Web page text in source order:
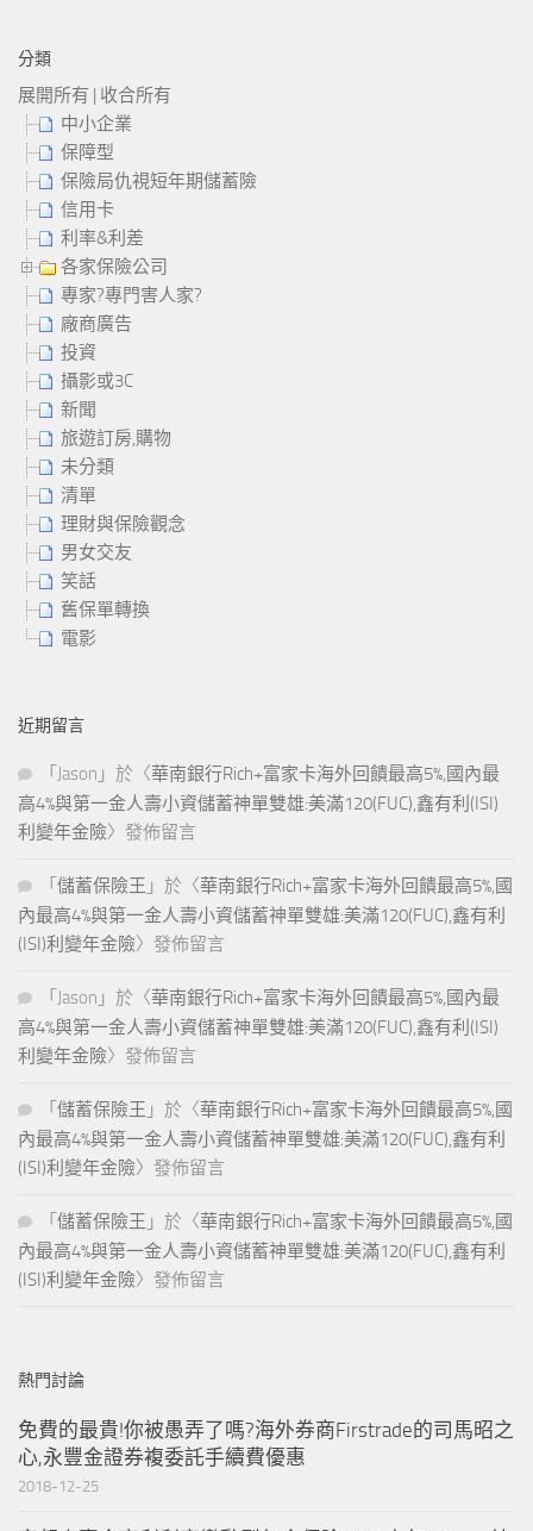
分類
展開所有 | 收合所有
中小企業
保障型
保險局仇視短年期儲蓄險
信用卡
利率&利差
各家保險公司
專家?專門害人家?
廠商廣告
投資
攝影或3C
新聞
旅遊訂房,購物
未分類
清單
理財與保險觀念
男女交友
笑話
舊保單轉換
電影
近期留言
「 Jason 」於〈華南銀行Rich+富家卡海外回饋最高5%,國內最
高4%與第一金人壽小資儲蓄神單雙雄:美滿120(FUC),鑫有利(ISI)
利變年金險〉發佈留言
「 儲蓄保險王 」於〈華南銀行Rich+富家卡海外回饋最高5%,國
內最高4%與第一金人壽小資儲蓄神單雙雄:美滿120(FUC),鑫有利
(ISI)利變年金險〉發佈留言
「 Jason 」於〈華南銀行Rich+富家卡海外回饋最高5%,國內最
高4%與第一金人壽小資儲蓄神單雙雄:美滿120(FUC),鑫有利(ISI)
利變年金險〉發佈留言
「 儲蓄保險王 」於〈華南銀行Rich+富家卡海外回饋最高5%,國
內最高4%與第一金人壽小資儲蓄神單雙雄:美滿120(FUC),鑫有利
(ISI)利變年金險〉發佈留言
「 儲蓄保險王 」於〈華南銀行Rich+富家卡海外回饋最高5%,國
內最高4%與第一金人壽小資儲蓄神單雙雄:美滿120(FUC),鑫有利
(ISI)利變年金險〉發佈留言
熱門討論
免費的最貴!你被愚弄了嗎?海外券商Firstrade的司馬昭之
心,永豐金證券複委託手續費優惠
2018-12-25